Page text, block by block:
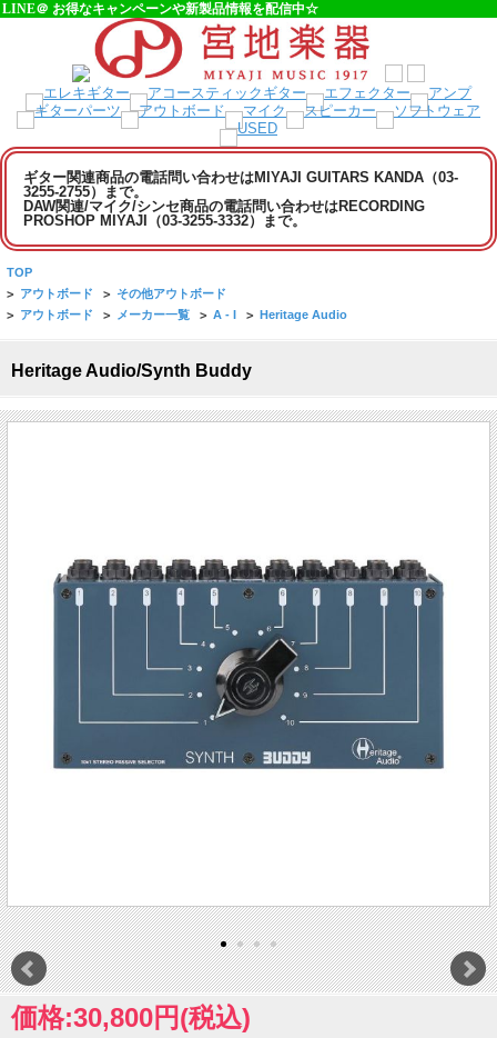
LINE＠ お得なキャンペーンや新製品情報を配信中☆
ギター関連商品の電話問い合わせはMIYAJI GUITARS KANDA（03-
3255-2755）まで。
DAW関連/マイク/シンセ商品の電話問い合わせはRECORDING
PROSHOP MIYAJI（03-3255-3332）まで。
TOP
> アウトボード > その他アウトボード
> アウトボード > メーカー一覧 > A - I > Heritage Audio
Heritage Audio/Synth Buddy
価格:30,800円(税込)